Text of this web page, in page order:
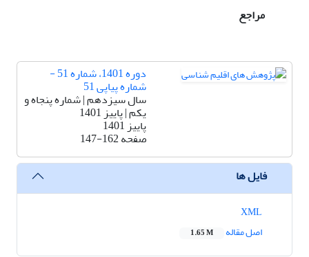
مراجع
دوره 1401، شماره 51 -
شماره پیاپی 51
سال سیزدهم | شماره پنجاه و
یکم | پاییز 1401
پاییز 1401
صفحه147-162
فایل ها
اصل مقاله
1.65 M